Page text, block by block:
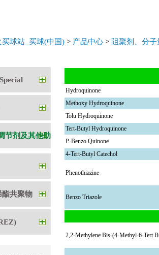
买球站_买球(中国) > 产品中心 > 阻聚剂、分
节剂及其他助
酯共聚物
Hydroquinone
Methoxy Hydroquinone
Tolu Hydroquinone
Tert-Butyl Hydroquinone
P-Benzo Quinone
4-Tert-Butyl Catechol
Phenothiazine
Benzo Triazole
2,2-Methylene Bis-(4-Methyl-6-Tert